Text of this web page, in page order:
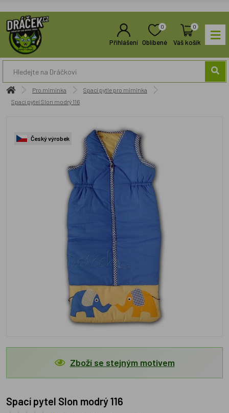
Přihlášení
0
Oblíbené
0
Váš košík
Pro miminka
Spací pytle pro miminka
Spací pytel Slon modrý 116
Český výrobek
Zboží se stejným motivem
Spací pytel Slon modrý 116